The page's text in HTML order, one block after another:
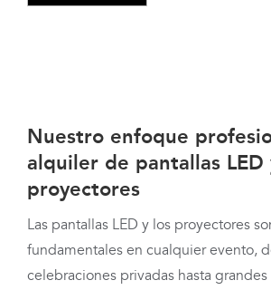
Nuestro enfoque
alquiler de pantallas LED
proyectores
Las pantallas LED y los proyectores
fundamentales en cualquier evento,
celebraciones privadas hasta